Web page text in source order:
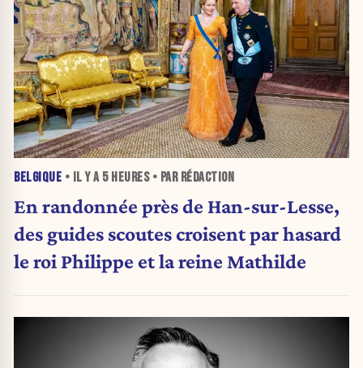
BELGIQUE • IL Y A 5 HEURES• PAR RÉDACTION
En randonnée près de Han-sur-Lesse,
des guides scoutes croisent par hasard
le roi Philippe et la reine Mathilde